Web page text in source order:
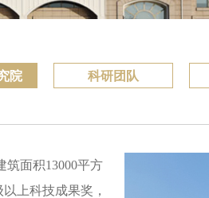
院 科研团队
筑面积13000平方
上科技成果奖，